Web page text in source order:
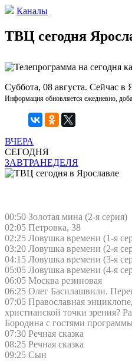
Каналы
ТВЦ сегодня
Суббота, 08 августа. Сейчас в
Информация обновляется ежедневно,
ВЧЕРА
СЕГОДНЯ
ЗАВТРАНЕДЕЛЯ
00:50 Золотая мина (2-я серия)
02:05 Петровка, 38
02:25 Ловушка времени (1-я
03:20 Ловушка времени (2-я
04:15 Ловушка времени (3-я
05:05 Ловушка времени (4-я
06:05 Москва резиновая
06:25 Олег Басилашвили.
07:05 Православная
христианской точки зрения?
Бородина с гостями
07:30 Речная сказка
08:25 Речная сказка
09:25 Сын